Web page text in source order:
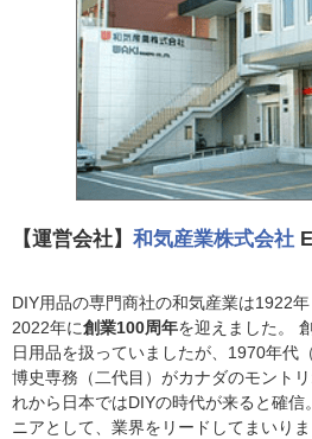
【運営会社】 和気産業株式会社
DIY用品の専門商社の和気産業は1922
2022年に創業100周年を迎えました。
日用品を扱っていましたが、1970年代
博史専務（二代目）がカナダのモント
れから日本ではDIYの時代が来ると確信
ニアとして、業界をリードしてまいりま